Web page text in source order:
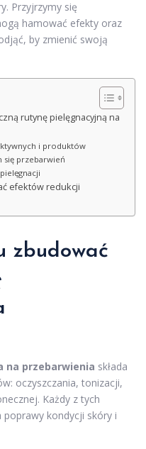
Przyjrzymy się
hamować efekty oraz
by zmienić swoją
rutynę pielęgnacyjną na
i produktów
się przebarwień
efektów redukcji
zbudować
na przebarwienia składa
oczyszczania, tonizacji,
Każdy z tych
kondycji skóry i